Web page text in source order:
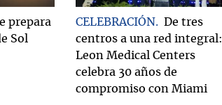
prepara
Sol
CELEBRACIÓN
De tres
centros a una red integral:
Leon Medical Centers
celebra 30 años de
compromiso con Miami